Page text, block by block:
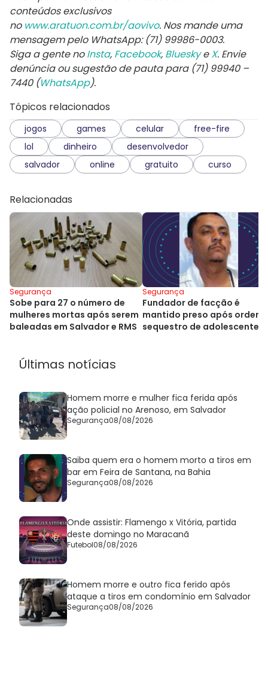
conteúdos exclusivos
no www.aratuon.com.br/aovivo. Nos mande uma
mensagem pelo WhatsApp: (71) 99986-0003.
Siga a gente noInsta, Facebook, BlueskyeX. Envie
denúncia ou sugestão de pauta para (71) 99940 –
7440 (WhatsApp).
Tópicos relacionados
jogos games celular
free-fire
lol
dinheiro
desenvolvedor
salvador
online gratuito curso
Relacionadas
Segurança
Sobe para 27 o número de
mulheres mortas após serem
baleadas em Salvador e RMS
Segurança
Fundador de facção é
mantido preso após
sequestro de adolescente
Últimas notícias
Homem morre e mulher fica ferida após
ação policial no Arenoso, em Salvador
Segurança08/08/2026
Saiba quem era o homem morto a tiros em
bar em Feira de Santana, na Bahia
Segurança08/08/2026
Onde assistir: Flamengo x Vitória, partida
deste domingo no Maracanã
Futebol08/08/2026
Homem morre e outro fica ferido após
ataque a tiros em condomínio em Salvador
Segurança08/08/2026